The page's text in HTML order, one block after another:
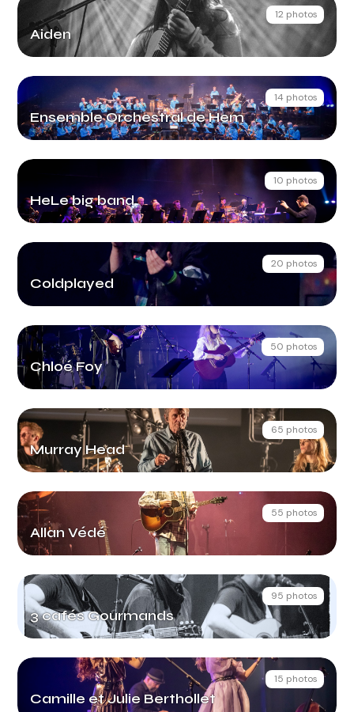
12 photos
Aiden
14 photos
Ensemble Orchestral de Hem
10 photos
HeLe big band
20 photos
Coldplayed
50 photos
Chloé Foy
65 photos
Murray Head
55 photos
Allan Védé
95 photos
3 cafés Gourmands
15 photos
Camille et Julie Berthollet